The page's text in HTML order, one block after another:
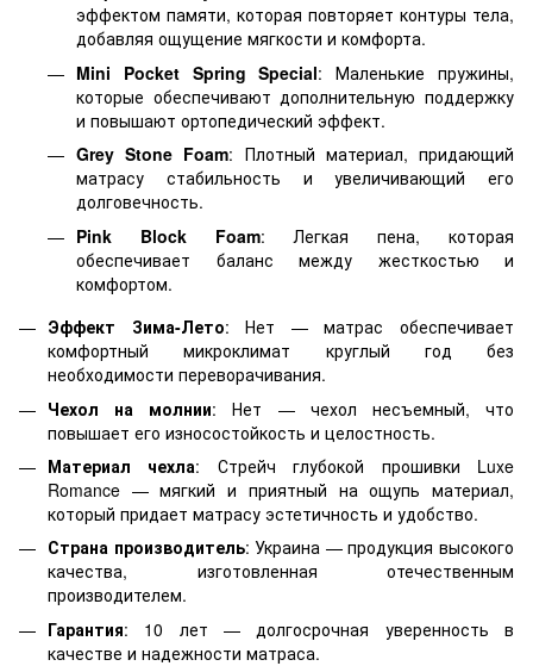
эффектом памяти, которая повторяет контуры тела,
добавляя ощущение мягкости и комфорта.
Mini Pocket Spring Special: Маленькие пружины,
которые обеспечивают дополнительную поддержку
и повышают ортопедический эффект.
Grey Stone Foam: Плотный материал, придающий
матрасу стабильность и увеличивающий его
долговечность.
Pink Block Foam: Легкая пена, которая
обеспечивает баланс между жесткостью и
комфортом.
Эффект Зима-Лето: Нет — матрас обеспечивает
комфортный микроклимат круглый год без
необходимости переворачивания.
Чехол на молнии: Нет — чехол несъемный, что
повышает его износостойкость и целостность.
Материал чехла: Стрейч глубокой прошивки Luxe
Romance — мягкий и приятный на ощупь материал,
который придает матрасу эстетичность и удобство.
Страна производитель: Украина — продукция высокого
качества, изготовленная отечественным
производителем.
Гарантия: 10 лет — долгосрочная уверенность в
качестве и надежности матраса.